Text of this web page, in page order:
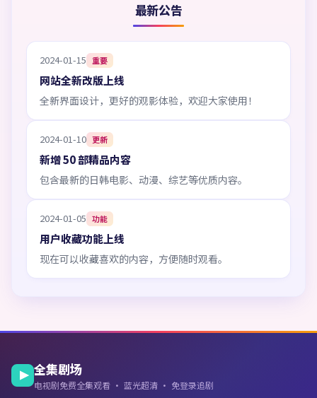
最新公告
2024-01-15 重要
网站全新改版上线
全新界面设计，更好的观影体验，欢迎大家使用！
2024-01-10 更新
新增 50 部精品内容
包含最新的日韩电影、动漫、综艺等优质内容。
2024-01-05 功能
用户收藏功能上线
现在可以收藏喜欢的内容，方便随时观看。
全集剧场
电视剧免费全集观看 · 蓝光超清 · 免登录追剧